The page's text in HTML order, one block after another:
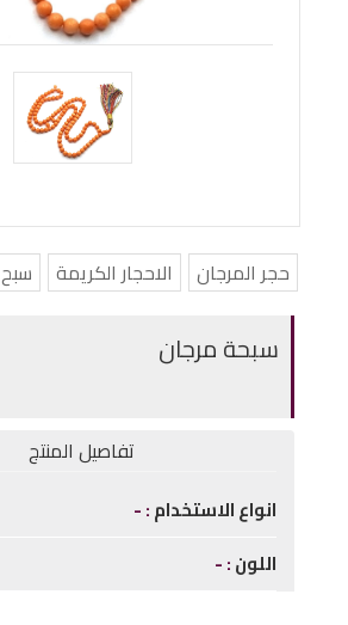
حجر المرجان الاحجار الكريمة سبح
سبحة مرجان
تفاصيل المنتج
انواع الاستخدام -
اللون -